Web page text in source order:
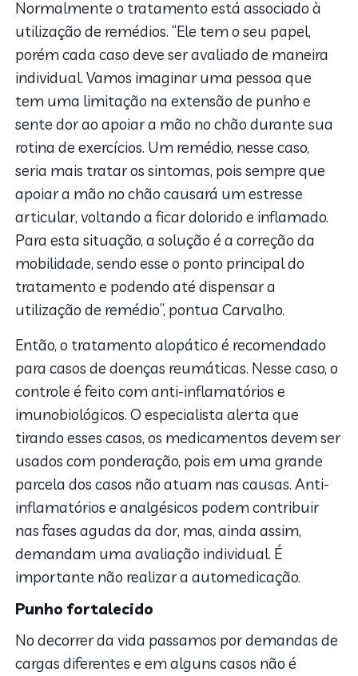
Normalmente o tratamento está associado à
utilização de remédios. “Ele tem o seu papel,
porém cada caso deve ser avaliado de maneira
individual. Vamos imaginar uma pessoa que
tem uma limitação na extensão de punho e
sente dor ao apoiar a mão no chão durante sua
rotina de exercícios. Um remédio, nesse caso,
seria mais tratar os sintomas, pois sempre que
apoiar a mão no chão causará um estresse
articular, voltando a ficar dolorido e inflamado.
Para esta situação, a solução é a correção da
mobilidade, sendo esse o ponto principal do
tratamento e podendo até dispensar a
utilização de remédio”, pontua Carvalho.
Então, o tratamento alopático é recomendado
para casos de doenças reumáticas. Nesse caso, o
controle é feito com anti-inflamatórios e
imunobiológicos. O especialista alerta que
tirando esses casos, os medicamentos devem ser
usados com ponderação, pois em uma grande
parcela dos casos não atuam nas causas. Anti-
inflamatórios e analgésicos podem contribuir
nas fases agudas da dor, mas, ainda assim,
demandam uma avaliação individual. É
importante não realizar a automedicação.
Punho fortalecido
No decorrer da vida passamos por demandas de
cargas diferentes e em alguns casos não é